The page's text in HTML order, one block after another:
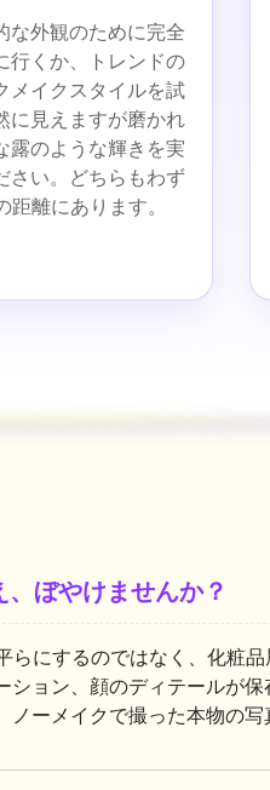
な外観のために完全
行くか、トレンドの
メイクスタイルを試
に見えますが磨かれ
露のような輝きを実
さい。どちらもわず
距離にあります。
ぼやけませんか？
らにするのではなく、化粧
ョン、顔のディテールが
ーメイクで撮った本物の写